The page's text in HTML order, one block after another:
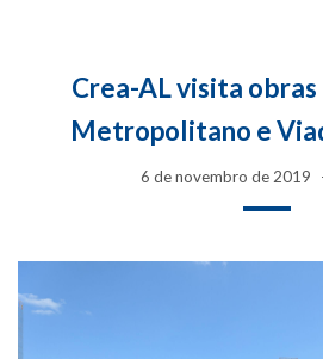
Crea-AL visita
Metropolitano e
6 de novembro de 2019